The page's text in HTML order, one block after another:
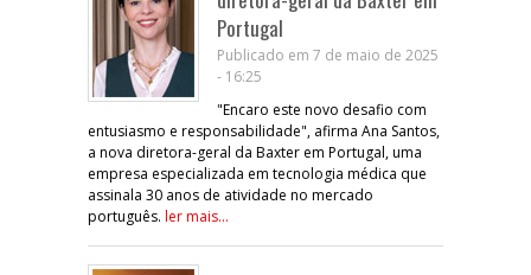
Portugal
Publicado em 7 de maio de 2025
- 16:25
"Encaro este novo desafio com
entusiasmo e responsabilidade", afirma Ana Santos,
a nova diretora-geral da Baxter em Portugal, uma
empresa especializada em tecnologia médica que
assinala 30 anos de atividade no mercado
português. ler mais...